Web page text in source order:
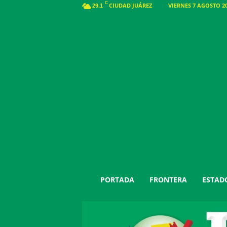
29.1 C CIUDAD JUÁREZ VIERNES 7 AGOSTO
PORTADA FRONTERA